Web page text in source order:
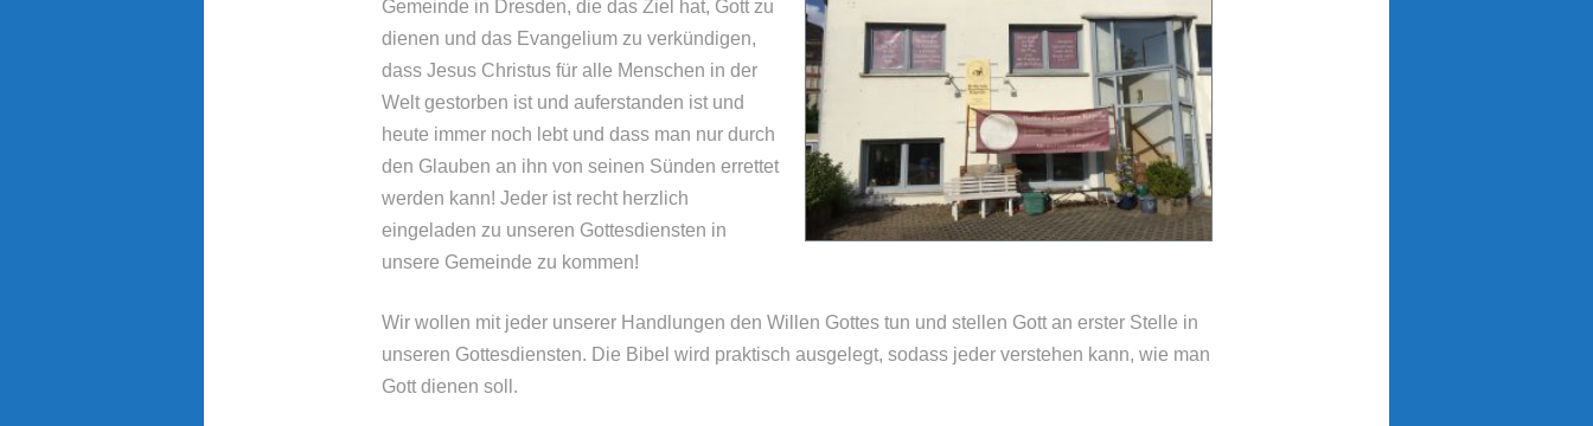
Gemeinde in Dresden, die das Ziel hat, Gott zu
dienen und das Evangelium zu verkündigen,
dass Jesus Christus für alle Menschen in der
Welt gestorben ist und auferstanden ist und
heute immer noch lebt und dass man nur durch
den Glauben an ihn von seinen Sünden errettet
werden kann! Jeder ist recht herzlich
eingeladen zu unseren Gottesdiensten in
unsere Gemeinde zu kommen!
Wir wollen mit jeder unserer Handlungen den Willen Gottes tun und stellen Gott an erster Stelle in
unseren Gottesdiensten. Die Bibel wird praktisch ausgelegt, sodass jeder verstehen kann, wie man
Gott dienen soll.